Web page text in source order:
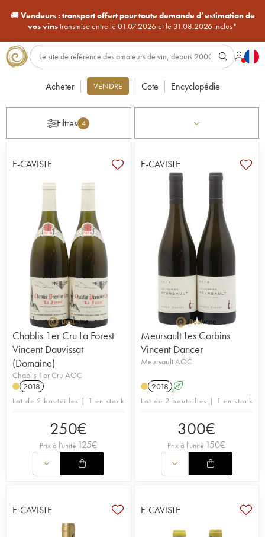
🚚Vendeurs : transport offert pour toute demande d’estimation de
vos vinstransmise entre le 01.07.2026 et le 31.08.2026 inclus*
Acheter VENDRE Cote Encyclopédie
Filtres 4
E-CAVISTE
Chablis 1er Cru La Forest
Vincent Dauvissat
(Domaine)
Chablis 1er Cru AOC
2018
Lot de 2 bouteilles | 1 en stock
250€
Prix à l'unité 125€
E-CAVISTE
Meursault Les Corbins
Vincent Dancer
Meursault AOC
2018 A
Lot de 2 bouteilles | 1 en stock
300€
Prix à l'unité 150€
E-CAVISTE E-CAVISTE